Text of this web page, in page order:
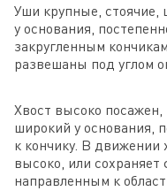
Уши крупные,
у основания,
закругленным
развешаны под углом
Хвост высоко
широкий у основания,
к кончику. В движении
высоко, или сохраняет
направленным к